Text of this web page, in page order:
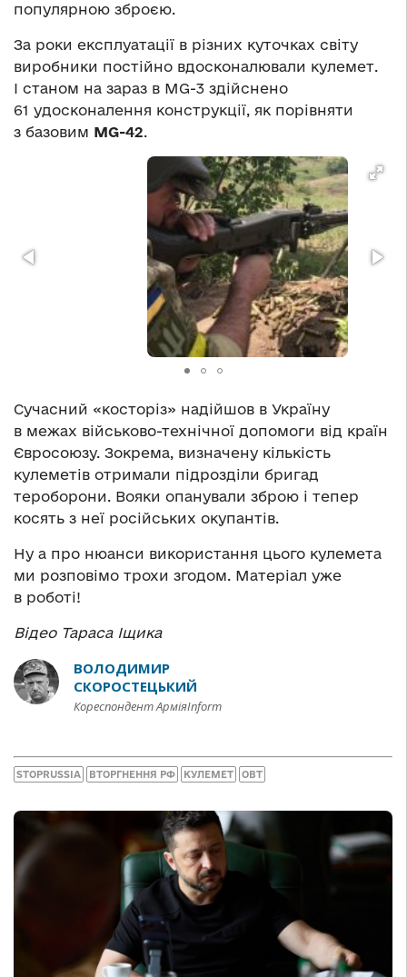
популярною зброєю.
За роки експлуатації в різних куточках світу
виробники постійно вдосконалювали кулемет.
І станом на зараз в MG-3 здійснено
61 удосконалення конструкції, як порівняти
з базовим MG-42.
Сучасний «косторіз» надійшов в Україну
в межах військово-технічної допомоги від країн
Євросоюзу. Зокрема, визначену кількість
кулеметів отримали підрозділи бригад
тероборони. Вояки опанували зброю і тепер
косять з неї російських окупантів.
Ну а про нюанси використання цього кулемета
ми розповімо трохи згодом. Матеріал уже
в роботі!
Відео Тараса Іщика
ВОЛОДИМИР
СКОРОСТЕЦЬКИЙ
Кореспондент АрміяInform
STOPRUSSIA ВТОРГНЕННЯ РФ КУЛЕМЕТ ОВТ